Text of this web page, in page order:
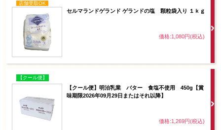
店舗受取OK
セルマランドゲランド ゲランドの塩 顆粒袋入り １ｋｇ
価格:1,080円(税込)
【クール便】
【クール便】明治乳業 バター 食塩不使用 450g【賞
味期限2026年09月29日またはそれ以降】
価格:1,269円(税込)